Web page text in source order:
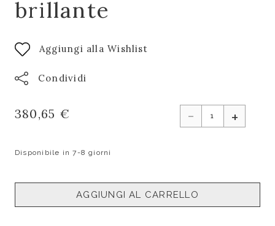
brillante
Aggiungi alla Wishlist
Condividi
380,65 € - +
Disponibile in 7-8 giorni
AGGIUNGI AL CARRELLO